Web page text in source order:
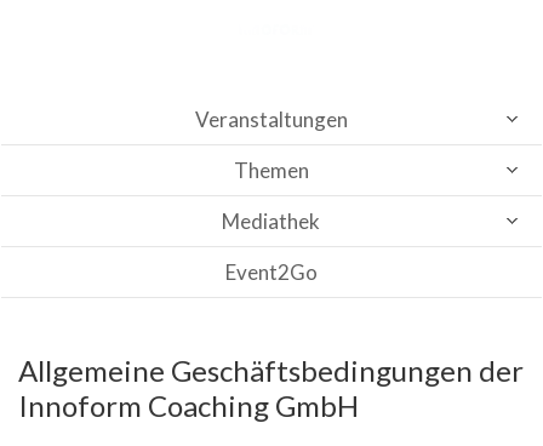
Veranstaltungen
Themen
Mediathek
Event2Go
Allgemeine Geschäftsbedingungen der
Innoform Coaching GmbH